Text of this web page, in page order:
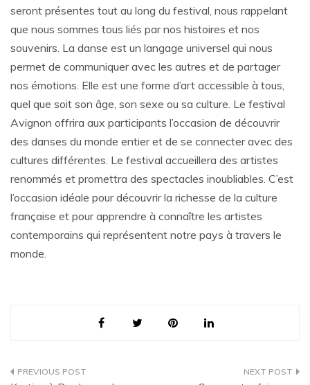
seront présentes tout au long du festival, nous rappelant
que nous sommes tous liés par nos histoires et nos
souvenirs. La danse est un langage universel qui nous
permet de communiquer avec les autres et de partager
nos émotions. Elle est une forme d’art accessible à tous,
quel que soit son âge, son sexe ou sa culture. Le festival
Avignon offrira aux participants l’occasion de découvrir
des danses du monde entier et de se connecter avec des
cultures différentes. Le festival accueillera des artistes
renommés et promettra des spectacles inoubliables. C’est
l’occasion idéale pour découvrir la richesse de la culture
française et pour apprendre à connaître les artistes
contemporains qui représentent notre pays à travers le
monde.
Navigation